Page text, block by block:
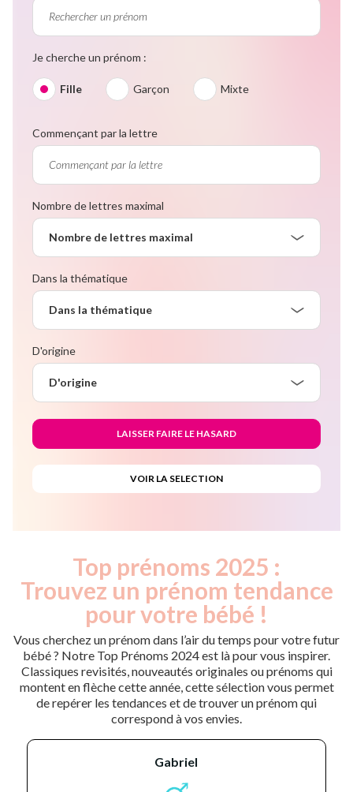
Je cherche un prénom :
Fille Garçon Mixte
Commençant par la lettre
Nombre de lettres maximal
Nombre de lettres maximal
Dans la thématique
Dans la thématique
D'origine
D'origine
Top prénoms 2025 :
Trouvez un prénom tendance
pour votre bébé !
Vous cherchez un prénom dans l’air du temps pour votre futur
bébé ? Notre Top Prénoms 2024 est là pour vous inspirer.
Classiques revisités, nouveautés originales ou prénoms qui
montent en flèche cette année, cette sélection vous permet
de repérer les tendances et de trouver un prénom qui
correspond à vos envies.
gabriel